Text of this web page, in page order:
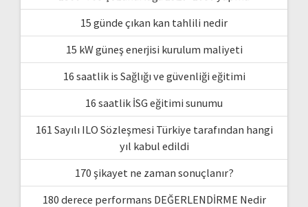
15 günde çıkan kan tahlili nedir
15 kW güneş enerjisi kurulum maliyeti
16 saatlik is Sağlığı ve güvenliği eğitimi
16 saatlik İSG eğitimi sunumu
161 Sayılı ILO Sözleşmesi Türkiye tarafından hangi
yıl kabul edildi
170 şikayet ne zaman sonuçlanır?
180 derece performans DEĞERLENDİRME Nedir